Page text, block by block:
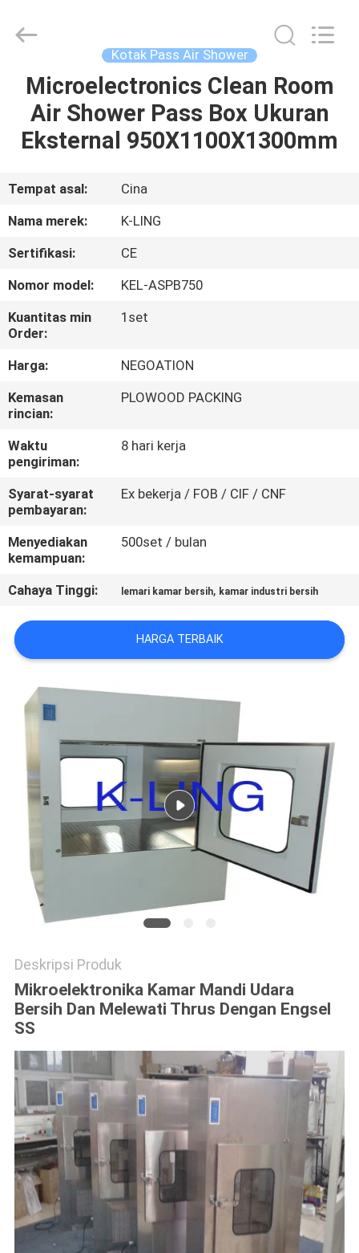
RUMAH
PRODUK
TENTANG
KAMI
TUR
PABRIK
KONTROL
KUALITAS
HUBUNGI
KAMI
BERITA
KASUS-
KASUS
SITEMAP
KEBIJAKAN
PRIVASI
Technology
Company.
Kotak Pass Air Shower
Microelectronics Clean Room
Air Shower Pass Box Ukuran
Eksternal 950X1100X1300mm
Tempat asal:
Cina
Nama merek:
K-LING
Sertifikasi:
CE
Nomor model:
KEL-ASPB750
Kuantitas min
Order:
1set
Harga:
NEGOATION
Kemasan
rincian:
PLOWOOD PACKING
Waktu
pengiriman:
8 hari kerja
Syarat-syarat
pembayaran:
Ex bekerja / FOB / CIF / CNF
Menyediakan
kemampuan:
500set / bulan
Cahaya Tinggi: lemari kamar bersih, kamar industri bersih
HARGA TERBAIK
Deskripsi Produk
Mikroelektronika Kamar Mandi Udara
Bersih Dan Melewati Thrus Dengan Engsel
SS